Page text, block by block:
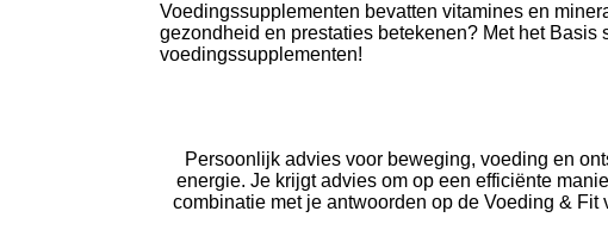
Voedingssupplementen bevatten vitamines en
gezondheid en prestaties betekenen? Met het Basis
voedingssupplementen!
Persoonlijk advies voor beweging, voeding en
energie. Je krijgt advies om op een efficiënte
combinatie met je antwoorden op de Voeding &